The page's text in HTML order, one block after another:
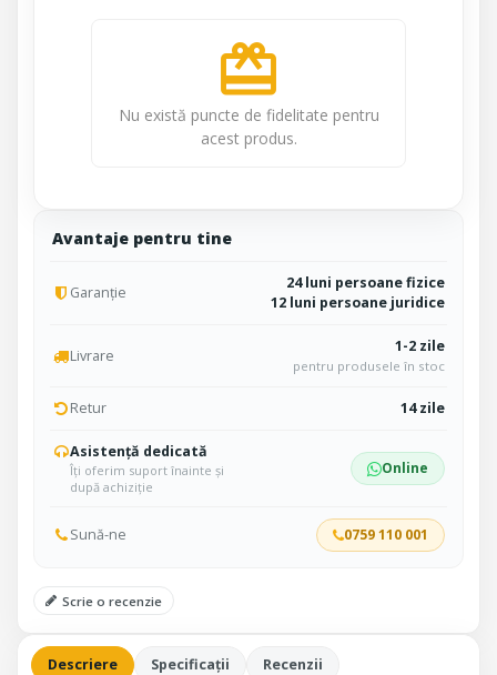
Avantaje pentru tine
Garanție
24 luni persoane fizice
12 luni persoane juridice
Livrare 1-2 zile
pentru produsele în stoc
Retur 14 zile
Asistență dedicată
Îți oferim suport înainte și
după achiziție
Online
Sună-ne 0759 110 001
Scrie o recenzie
redeem
Nu există puncte de fidelitate pentru
acest produs.
Descriere Specificații Recenzii